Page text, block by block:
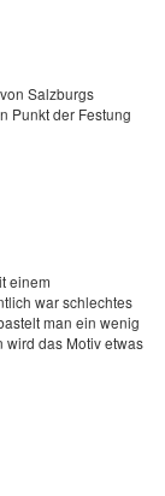
Salzburgs
Punkt der Festung
einem
war schlechtes
man ein wenig
wird das Motiv etwas